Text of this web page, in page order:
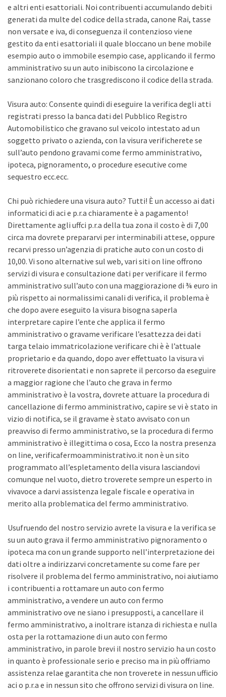
e altri enti esattoriali. Noi contribuenti accumulando debiti
generati da multe del codice della strada, canone Rai, tasse
non versate e iva, di conseguenza il contenzioso viene
gestito da enti esattoriali il quale bloccano un bene mobile
esempio auto o immobile esempio case, applicando il fermo
amministrativo su un auto inibiscono la circolazione e
sanzionano coloro che trasgrediscono il codice della strada.
Visura auto: Consente quindi di eseguire la verifica degli atti
registrati presso la banca dati del Pubblico Registro
Automobilistico che gravano sul veicolo intestato ad un
soggetto privato o azienda, con la visura verificherete se
sull’auto pendono gravami come fermo amministrativo,
ipoteca, pignoramento, o procedure esecutive come
sequestro ecc.ecc.
Chi può richiedere una visura auto? Tutti! È un accesso ai dati
informatici di aci e p.r.a chiaramente è a pagamento!
Direttamente agli uffci p.r.a della tua zona il costo è di 7,00
circa ma dovrete prepararvi per interminabili attese, oppure
recarvi presso un’agenzia di pratiche auto con un costo di
10,00. Vi sono alternative sul web, vari siti on line offrono
servizi di visura e consultazione dati per verificare il fermo
amministrativo sull’auto con una maggiorazione di ¾ euro in
più rispetto ai normalissimi canali di verifica, il problema è
che dopo avere eseguito la visura bisogna saperla
interpretare capire l’ente che applica il fermo
amministrativo o gravame verificare l’esattezza dei dati
targa telaio immatricolazione verificare chi è è l’attuale
proprietario e da quando, dopo aver effettuato la visura vi
ritroverete disorientati e non saprete il percorso da eseguire
a maggior ragione che l’auto che grava in fermo
amministrativo è la vostra, dovrete attuare la procedura di
cancellazione di fermo amministrativo, capire se vi è stato in
vizio di notifica, se il gravame è stato avvisato con un
preavviso di fermo amministrativo, se la procedura di fermo
amministrativo è illegittima o cosa, Ecco la nostra presenza
on line, verificafermoamministrativo.it non è un sito
programmato all’espletamento della visura lasciandovi
comunque nel vuoto, dietro troverete sempre un esperto in
vivavoce a darvi assistenza legale fiscale e operativa in
merito alla problematica del fermo amministrativo.
Usufruendo del nostro servizio avrete la visura e la verifica se
su un auto grava il fermo amministrativo pignoramento o
ipoteca ma con un grande supporto nell’interpretazione dei
dati oltre a indirizzarvi concretamente su come fare per
risolvere il problema del fermo amministrativo, noi aiutiamo
i contribuenti a rottamare un auto con fermo
amministrativo, a vendere un auto con fermo
amministrativo ove ne siano i presupposti, a cancellare il
fermo amministrativo, a inoltrare istanza di richiesta e nulla
osta per la rottamazione di un auto con fermo
amministrativo, in parole brevi il nostro servizio ha un costo
in quanto è professionale serio e preciso ma in più offriamo
assistenza relae garantita che non troverete in nessun ufficio
aci o p.r.a e in nessun sito che offrono servizi di visura on line.